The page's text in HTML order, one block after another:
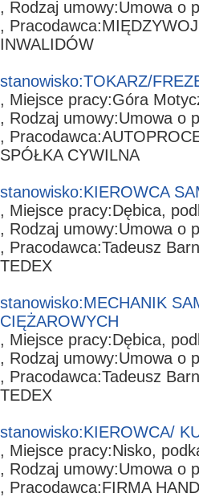
, Rodzaj umowy:Umowa o
, Pracodawca:
INWALIDÓW
stanowisko:TOKARZ/
, Miejsce pracy:Góra
, Rodzaj umowy:Umowa o
, Pracodawca:
SPÓŁKA CYWILNA
stanowisko:KIEROWCA
, Miejsce pracy:Dębica,
, Rodzaj umowy:Umowa o
, Pracodawca:Tadeusz
TEDEX
stanowisko:MECHANIK
CIĘŻAROWYCH
, Miejsce pracy:Dębica,
, Rodzaj umowy:Umowa o
, Pracodawca:Tadeusz
TEDEX
stanowisko:KIEROWCA/
, Miejsce pracy:Nisko,
, Rodzaj umowy:Umowa o
, Pracodawca:FIRMA